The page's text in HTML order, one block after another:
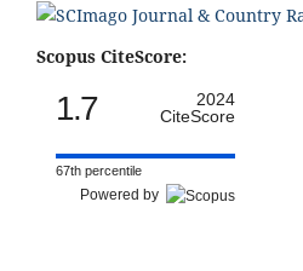
Scopus CiteScore:
1.7
2024
CiteScore
67th percentile
Powered by